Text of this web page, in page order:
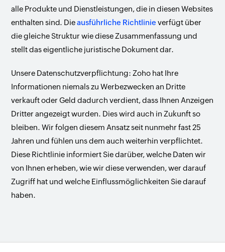
alle Produkte und Dienstleistungen, die in diesen Websites
enthalten sind. Dieausführliche Richtlinie verfügt über
die gleiche Struktur wie diese Zusammenfassung und
stellt das eigentliche juristische Dokument dar.
Unsere Datenschutzverpflichtung: Zoho hat Ihre
Informationen niemals zu Werbezwecken an Dritte
verkauft oder Geld dadurch verdient, dass Ihnen Anzeigen
Dritter angezeigt wurden. Dies wird auch in Zukunft so
bleiben. Wir folgen diesem Ansatz seit nunmehr fast 25
Jahren und fühlen uns dem auch weiterhin verpflichtet.
Diese Richtlinie informiert Sie darüber, welche Daten wir
von Ihnen erheben, wie wir diese verwenden, wer darauf
Zugriff hat und welche Einflussmöglichkeiten Sie darauf
haben.